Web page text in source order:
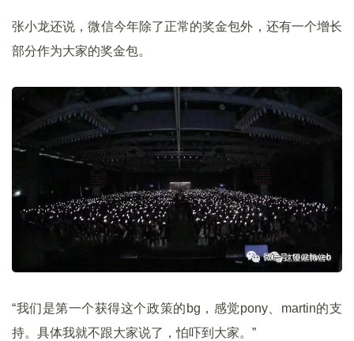
张小龙还说，微信今年除了正常的奖金包外，还有一个增长
部分作为大家的奖金包。
“我们是第一个获得这个政策的bg，感觉pony、martin的支
持。具体我就不跟大家说了，怕吓到大家。”